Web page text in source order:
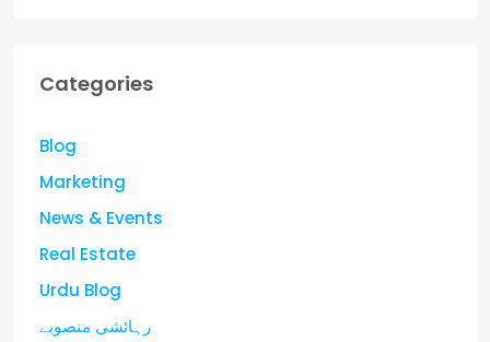
Categories
Blog
Marketing
News & Events
Real Estate
Urdu Blog
رہائشی منصوبے